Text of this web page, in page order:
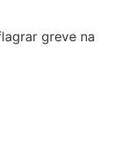
greve na